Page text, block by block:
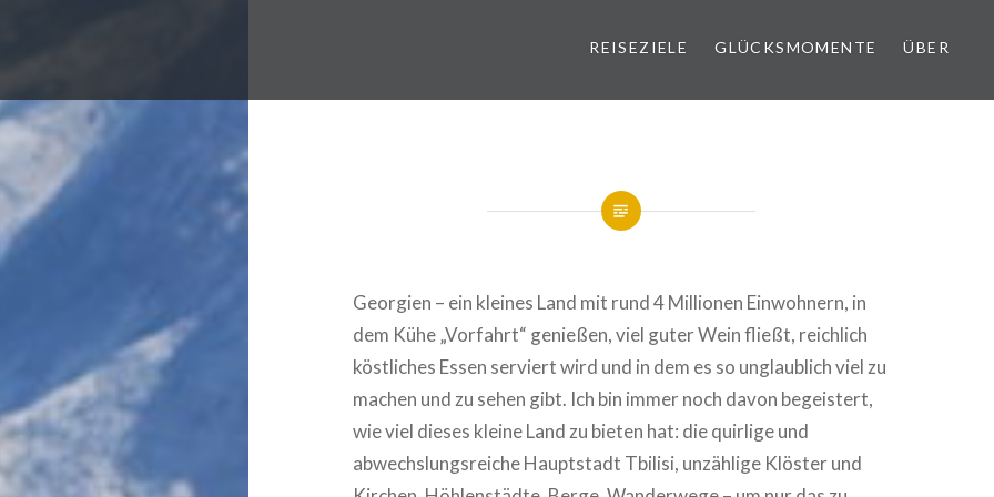
REISEZIELE GLÜCKSMOMENTE ÜBER
Georgien – ein kleines Land mit rund 4 Millionen Einwohnern, in
dem Kühe „Vorfahrt“ genießen, viel guter Wein fließt, reichlich
köstliches Essen serviert wird und in dem es so unglaublich viel zu
machen und zu sehen gibt. Ich bin immer noch davon begeistert,
wie viel dieses kleine Land zu bieten hat: die quirlige und
abwechslungsreiche Hauptstadt Tbilisi, unzählige Klöster und